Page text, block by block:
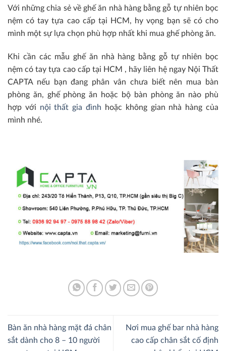
Với những chia sẻ về ghế ăn nhà hàng bằng gỗ tự nhiên bọc
nệm có tay tựa cao cấp tại HCM, hy vọng bạn sẽ có cho
mình một sự lựa chọn phù hợp nhất khi mua ghế phòng ăn.
Khi cần các mẫu ghế ăn nhà hàng bằng gỗ tự nhiên bọc
nệm có tay tựa cao cấp tại HCM , hãy liên hệ ngay Nội Thất
CAPTA nếu bạn đang phân vân chưa biết nên mua bàn
phòng ăn, ghế phòng ăn hoặc bộ bàn phòng ăn nào phù
hợp với nội thất gia đình hoặc không gian nhà hàng của
mình nhé.
Bàn ăn nhà hàng mặt đá chân
sắt dành cho 8 – 10 người
Nơi mua ghế bar nhà hàng
cao cấp chân sắt cố định